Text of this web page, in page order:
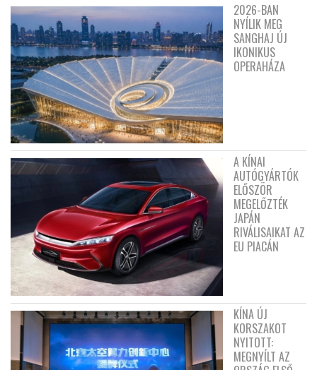
2026-BAN
NYÍLIK MEG
SANGHAJ ÚJ
IKONIKUS
OPERAHÁZA
A KÍNAI
AUTÓGYÁRTÓK
ELŐSZÖR
MEGELŐZTÉK
JAPÁN
RIVÁLISAIKAT AZ
EU PIACÁN
KÍNA ÚJ
KORSZAKOT
NYITOTT:
MEGNYÍLT AZ